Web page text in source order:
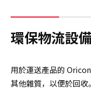
環保物流設
用於運送產品的
其他雜質，以便於回